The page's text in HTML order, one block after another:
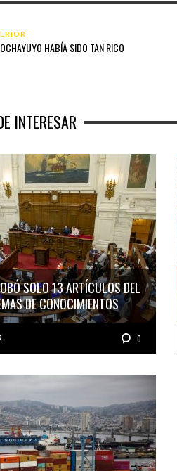
HABÍA SIDO TAN RICO
INTERESAR
SOLO 13 ARTÍCULOS DEL
DE CONOCIMIENTOS
0